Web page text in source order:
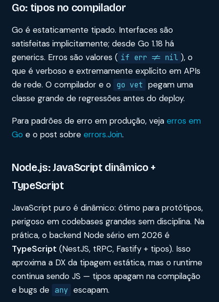
Go: tipos no compilador
Go é estaticamente tipado. Interfaces são
satisfeitas implicitamente; desde Go 1.18 há
generics. Erros são valores ( if err != nil ), o
que é verboso e extremamente explícito em APIs
de rede. O compilador e o go vet pegam uma
classe grande de regressões antes do deploy.
Para padrões de erro em produção, veja erros em
Go e o post sobre errors.Join.
Node.js: JavaScript dinâmico +
TypeScript
JavaScript puro é dinâmico: ótimo para protótipos,
perigoso em codebases grandes sem disciplina. Na
prática, o backend Node sério em 2026 é
TypeScript (NestJS, tRPC, Fastify + tipos). Isso
aproxima a DX da tipagem estática, mas o runtime
continua sendo JS — tipos apagam na compilação
e bugs de any escapam.